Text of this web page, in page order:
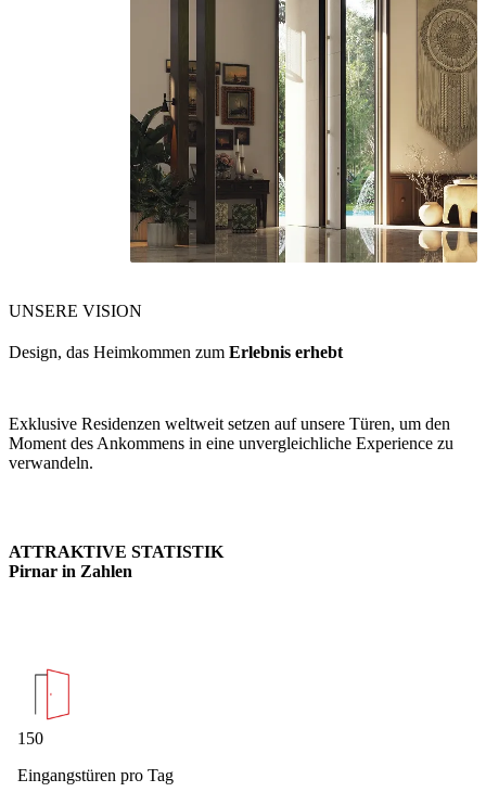
UNSERE VISION
Design, das Heimkommen zum Erlebnis erhebt
Exklusive Residenzen weltweit setzen auf unsere Türen, um den
Moment des Ankommens in eine unvergleichliche Experience zu
verwandeln.
ATTRAKTIVE STATISTIK
Pirnar in Zahlen
150
Eingangstüren pro Tag